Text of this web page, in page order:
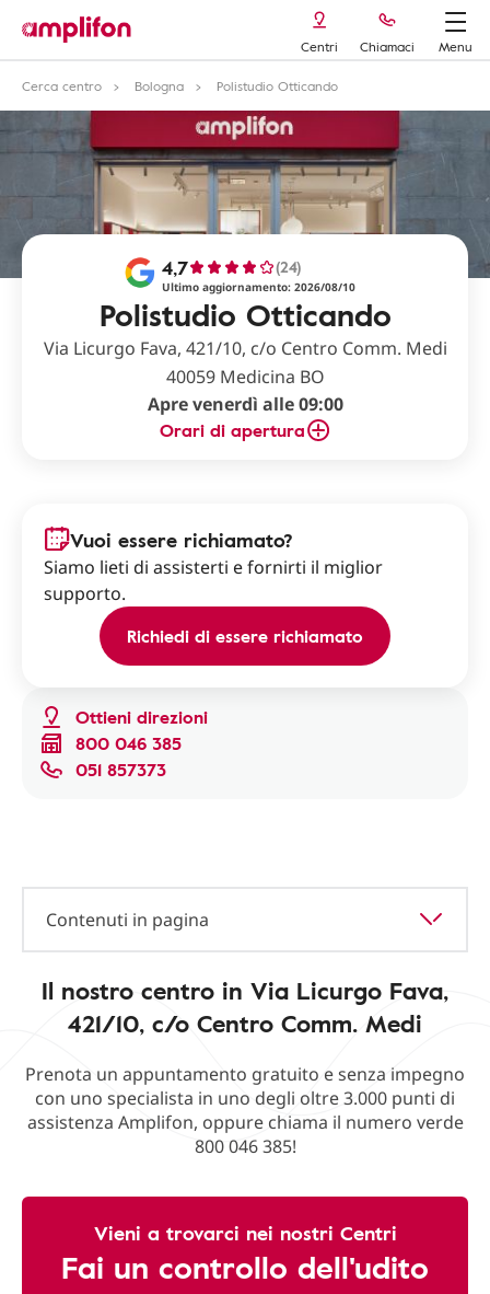
Centri Chiamaci
Menu
Cerca centro
Bologna Polistudio Otticando
Polistudio Otticando
4,7 (24)
Ultimo aggiornamento: 2026/08/10
Via Licurgo Fava, 421/10, c/o Centro Comm. Medi
40059 Medicina BO
Apre venerdì alle 09:00
Orari di apertura
Ottieni direzioni
800 046 385
051 857373
Vuoi essere richiamato?
Siamo lieti di assisterti e fornirti il miglior
supporto.
Richiedi di essere richiamato
Contenuti in pagina
Il nostro centro in Via Licurgo Fava,
421/10, c/o Centro Comm. Medi
Prenota un appuntamento gratuito e senza impegno
con uno specialista in uno degli oltre 3.000 punti di
assistenza Amplifon, oppure chiama il numero verde
800 046 385!
Vieni a trovarci nei nostri Centri
Fai un controllo dell'udito